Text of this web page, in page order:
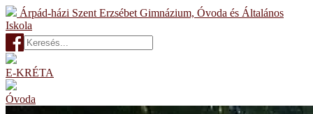
Árpád-házi Szent Erzsébet Gimnázium, Óvoda és Általános
Iskola
E-KRÉTA
Óvoda